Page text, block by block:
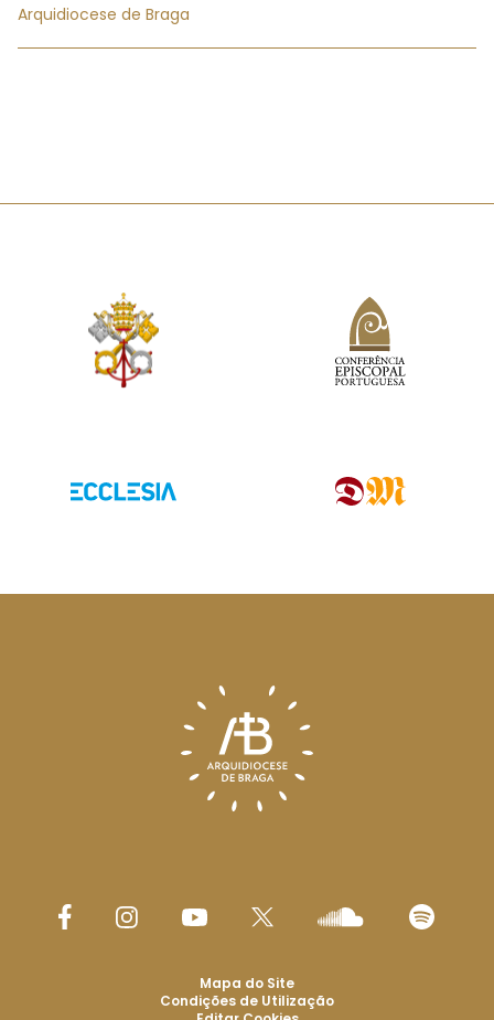
Arquidiocese de Braga
Mapa do Site
Condições de Utilização